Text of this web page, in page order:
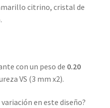
citrino, cristal de
con un peso de 0.20
VS (3 mm x2).
en este diseño?